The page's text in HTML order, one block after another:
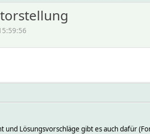
und Lösungsvorschläge gibt es auch dafür